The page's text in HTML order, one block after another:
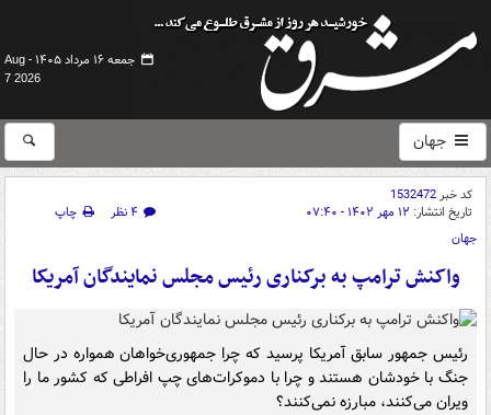
جمعه ۱۶ مرداد ۱۴۰۵ -
Aug
7 2026
جهان
کد خبر1532472
تاریخ انتشار: ۱۲ مهر ۱۴۰۲ - ۰۷:۴۰ ۴ نظر
چاپ
جهان
واکنش ترامپ به برکناری رئیس مجلس نمایندگان آمریکا
رئیس جمهور سابق آمریکا پرسید که چرا جمهوری‌خواهان همواره در حال
جنگ با خودشان هستند و چرا با دموکرات‌های چپ افراطی که کشور ما را
ویران می‌کنند، مبارزه نمی‌کنند؟